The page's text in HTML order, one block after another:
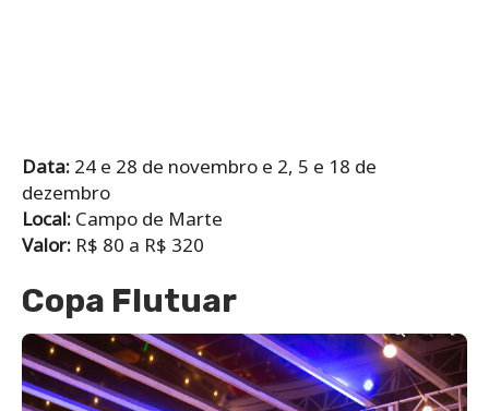
Data: 24 e 28 de novembro e 2, 5 e 18 de
dezembro
Local: Campo de Marte
Valor: R$ 80 a R$ 320
Copa Flutuar